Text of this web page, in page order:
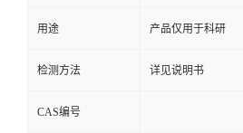
用途 产品仅用于科研
检测方法 详见说明书
CAS编号